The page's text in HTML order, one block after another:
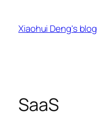
Xiaohui Deng's blog
SaaS